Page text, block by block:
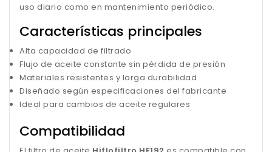
uso diario como en mantenimiento periódico.
Características principales
Alta capacidad de filtrado
Flujo de aceite constante sin pérdida de presión
Materiales resistentes y larga durabilidad
Diseñado según especificaciones del fabricante
Ideal para cambios de aceite regulares
Compatibilidad